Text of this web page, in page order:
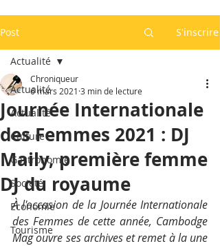
Post S'inscrire
Actualité
Actualité
Culture
Gastronomie
Société
Economie
Tourisme
Actualité
Journée Internationale
des Femmes 2021 : DJ
Maily, première femme
DJ du royaume
Chroniqueur
6 mars 2021 3 min de lecture
À l'occasion de la Journée Internationale
des Femmes de cette année, Cambodge
Mag ouvre ses archives et remet à la une